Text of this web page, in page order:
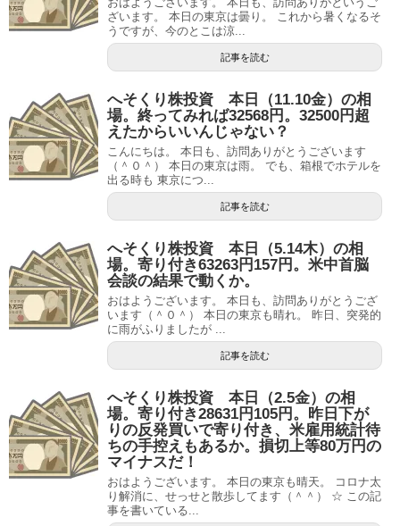
ざいます。 本日の東京は曇り。 これから暑くなるそ
うですが、今のとこは涼...
記事を読む
へそくり株投資 本日（11.10金）の相
場。終ってみれば32568円。32500円超
えたからいいんじゃない？
こんにちは。 本日も、訪問ありがとうございます
（＾０＾） 本日の東京は雨。 でも、箱根でホテルを
出る時も 東京につ...
記事を読む
へそくり株投資 本日（5.14木）の相
場。寄り付き63263円157円。米中首脳
会談の結果で動くか。
おはようございます。 本日も、訪問ありがとうござ
います（＾０＾） 本日の東京も晴れ。 昨日、突発的
に雨がふりましたが ...
記事を読む
へそくり株投資 本日（2.5金）の相
場。寄り付き28631円105円。昨日下が
りの反発買いで寄り付き、米雇用統計待
ちの手控えもあるか。損切上等80万円の
マイナスだ！
おはようございます。 本日の東京も晴天。 コロナ太
り解消に、せっせと散歩してます（＾＾） ☆ この記
事を書いている...